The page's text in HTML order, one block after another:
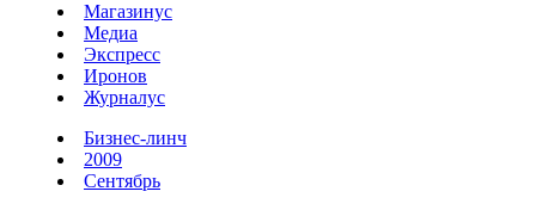
Магазинус
Медиа
Экспресс
Иронов
Журналус
Бизнес-линч
2009
Сентябрь